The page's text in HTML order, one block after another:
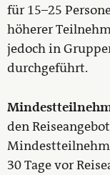
für 15–25
höherer
jedoch in
durchgeführt.
den
30 Tage vor